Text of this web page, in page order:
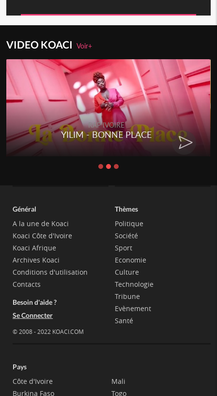
VIDEO KOACIVoir+
RAP IVOIRE
YILIM - BONNE PLACE
Général
A la une de Koaci
Koaci Côte d'Ivoire
Koaci Afrique
Archives Koaci
Conditions d'utilisation
Contacts
Besoin d'aide ?
Se Connecter
© 2008 - 2022 KOACI.COM
Thèmes
Politique
Société
Sport
Economie
Culture
Technologie
Tribune
Evènement
Santé
Pays
Côte d'Ivoire
Burkina Faso
Mali
Togo